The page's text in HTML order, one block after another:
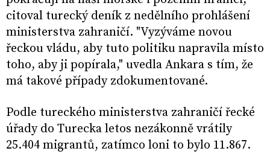
citoval turecký deník z nedělního prohlášení
ministerstva zahraničí. "Vyzýváme novou
řeckou vládu, aby tuto politiku napravila místo
toho, aby ji popírala," uvedla Ankara s tím, že
má takové případy zdokumentované.
Podle tureckého ministerstva zahraničí řecké
úřady do Turecka letos nezákonně vrátily
25.404 migrantů, zatímco loni to bylo 11.867.